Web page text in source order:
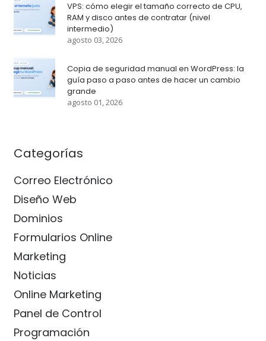
VPS: cómo elegir el tamaño correcto de CPU,
RAM y disco antes de contratar (nivel
intermedio)
agosto 03, 2026
Copia de seguridad manual en WordPress: la
guía paso a paso antes de hacer un cambio
grande
agosto 01, 2026
Categorías
Correo Electrónico
Diseño Web
Dominios
Formularios Online
Marketing
Noticias
Online Marketing
Panel de Control
Programación